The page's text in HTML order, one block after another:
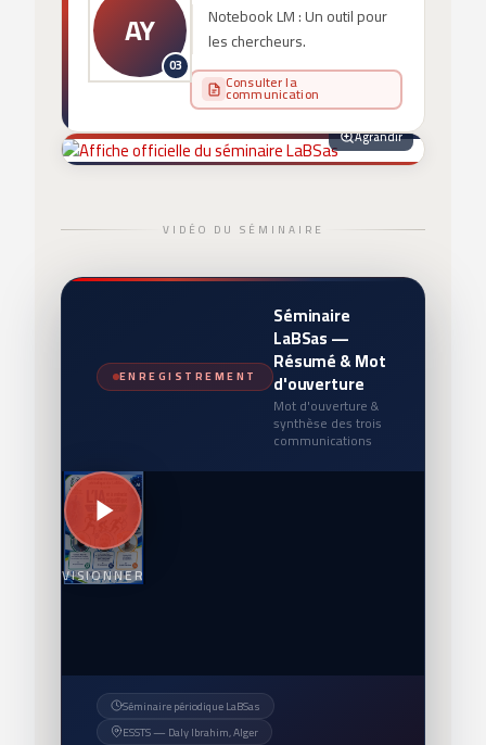
Agrandir
AY
03
Notebook LM : Un outil pour
les chercheurs.
Consulter la
communication
VIDÉO DU SÉMINAIRE
ENREGISTREMENT
Séminaire
LaBSas —
Résumé & Mot
d'ouverture
Mot d'ouverture &
synthèse des trois
communications
VISIONNER
Séminaire périodique LaBSas
ESSTS — Daly Ibrahim, Alger